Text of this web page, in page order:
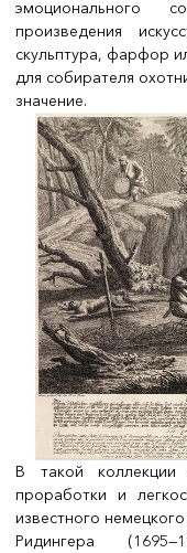
эмоционального
произведения
скульптура, фарфор
для собирателя
значение.
В такой коллекции
проработки и
известного
Ридингера